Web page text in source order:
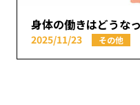
2025/11/23 その他